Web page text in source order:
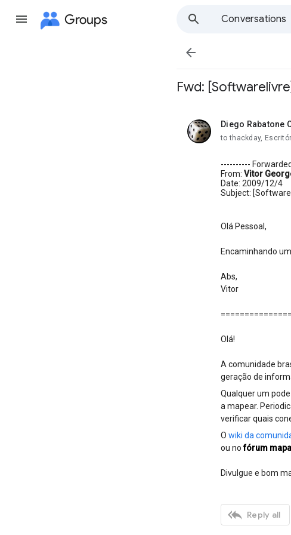
Groups
Conversations

Fwd:
Diego Rabatone
unread,
to thackday,
----------
From: Vitor
Date: 2009/12/4
Subject:
Olá Pessoal,
Encaminhando
Abs,
Vitor
Olá!
A comunidade
geração de
Qualquer um
a mapear.
verificar quais
O wiki da
ou nofórum
Divulgue e bom
 Reply all